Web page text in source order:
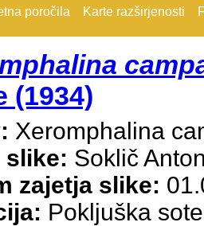
poročila Karte razširjenosti
(1934)
Xeromphalina
slike: Soklič
zajetja slike:
Pokljuška